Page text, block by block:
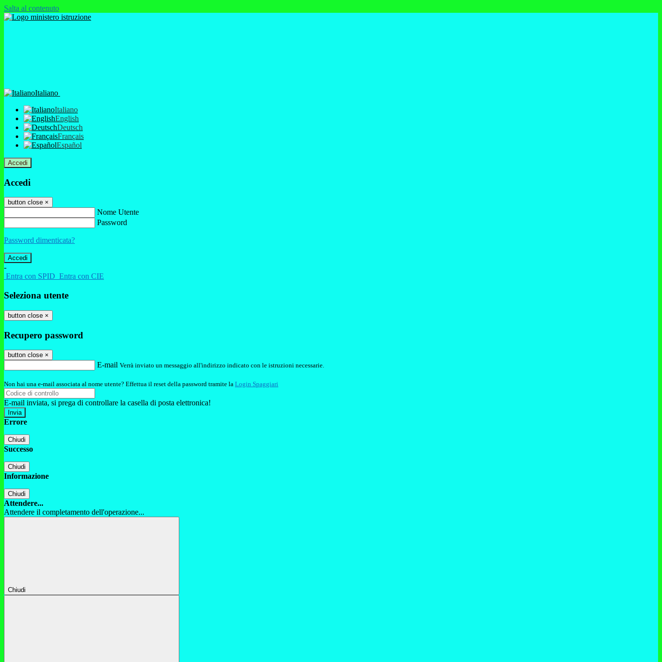
Salta al contenuto
Italiano
Italiano
English
Deutsch
Français
Español
Accedi
Accedi
button close ×
Nome Utente
Password
Password dimenticata?
-
Entra con SPID Entra con CIE
Seleziona utente
button close ×
Recupero password
button close ×
E-mail Verrà inviato un messaggio all'indirizzo indicato con le istruzioni necessarie.
Non hai una e-mail associata al nome utente? Effettua il reset della password tramite la Login Spaggiari
E-mail inviata, si prega di controllare la casella di posta elettronica!
Errore
Chiudi
Successo
Chiudi
Informazione
Chiudi
Attendere...
Attendere il completamento dell'operazione...
Chiudi